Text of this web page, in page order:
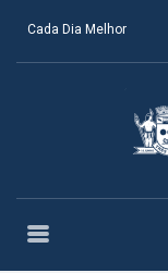
Cada Dia Melhor